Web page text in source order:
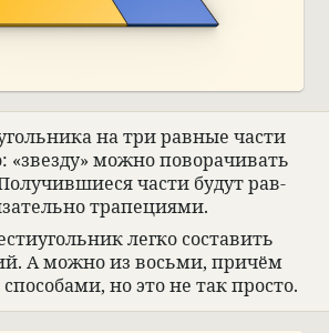
на три рав­ные части
«звезду» можно пово­ра­чи­вать
части будут рав­
трапе­ци­ями.
легко соста­вить
А можно из восьми, при­чём
но это не так про­сто.